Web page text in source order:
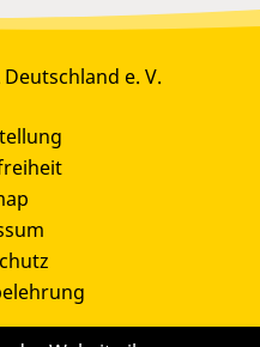
Deutschland e. V.